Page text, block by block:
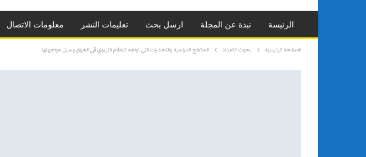
الرئيسة نبذة عن المجلة ارسل بحث تعليمات النشر معلومات الاتصال
الصفحة الرئيسية بحوث الاعداد المناهج الدراسية والتحديات التي تواجه النظام التربوي في العراق وسبل مواجهتها